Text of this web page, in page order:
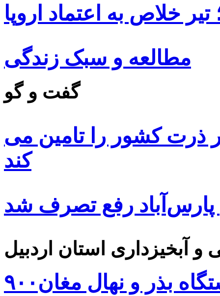
خلاص به اعتماد اروپا
مطالعه و سبک زندگی
گفت و گو
۸۵ درصد بذر ذرت کشور را تامین می
کند
پارس‌آباد رفع تصرف شد
۹۰۰هزار اصله نهال توسط ایستگاه بذر و نهال مغان